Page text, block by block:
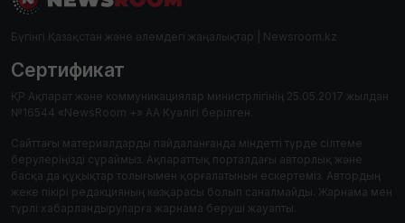
Бүгінгі Қазақстан және әлемдегі жаңалықтар | Newsroom.kz
Сертификат
ҚР Ақпарат және коммуникациялар министрлігінің 25.05.2017 жылдан
№16544 «NewsRoom +» АА Куәлігі берілген.
Сайттағы материалдарды пайдаланғанда міндетті түрде сілтеме
берулеріңізді сұраймыз. Ақпараттық порталдағы авторлық және
басқа да құқықтар толығымен қорғалатынын ескертеміз. Автордың
жеке пікірі редакцияның көзқарасы болып саналмайды. Жарнама мен
түрлі хабарландыруларға жарнама беруші жауапты.